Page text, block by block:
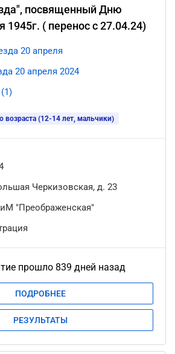
посвященный Дню
( перенос с 27.04.24)
20 апреля
20 апреля 2024
возраста (12-14 лет, мальчики)
Черкизовская, д. 23
"Преображенская"
прошло 839 дней назад
ПОДРОБНЕЕ
РЕЗУЛЬТАТЫ